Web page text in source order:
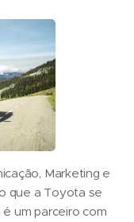
Marketing e
que a Toyota se
um parceiro com